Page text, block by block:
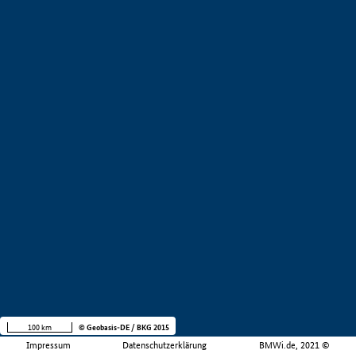
Impressum Datenschutzerklärung BMWi.de, 2021 ©
100 km © Geobasis-DE / BKG 2015